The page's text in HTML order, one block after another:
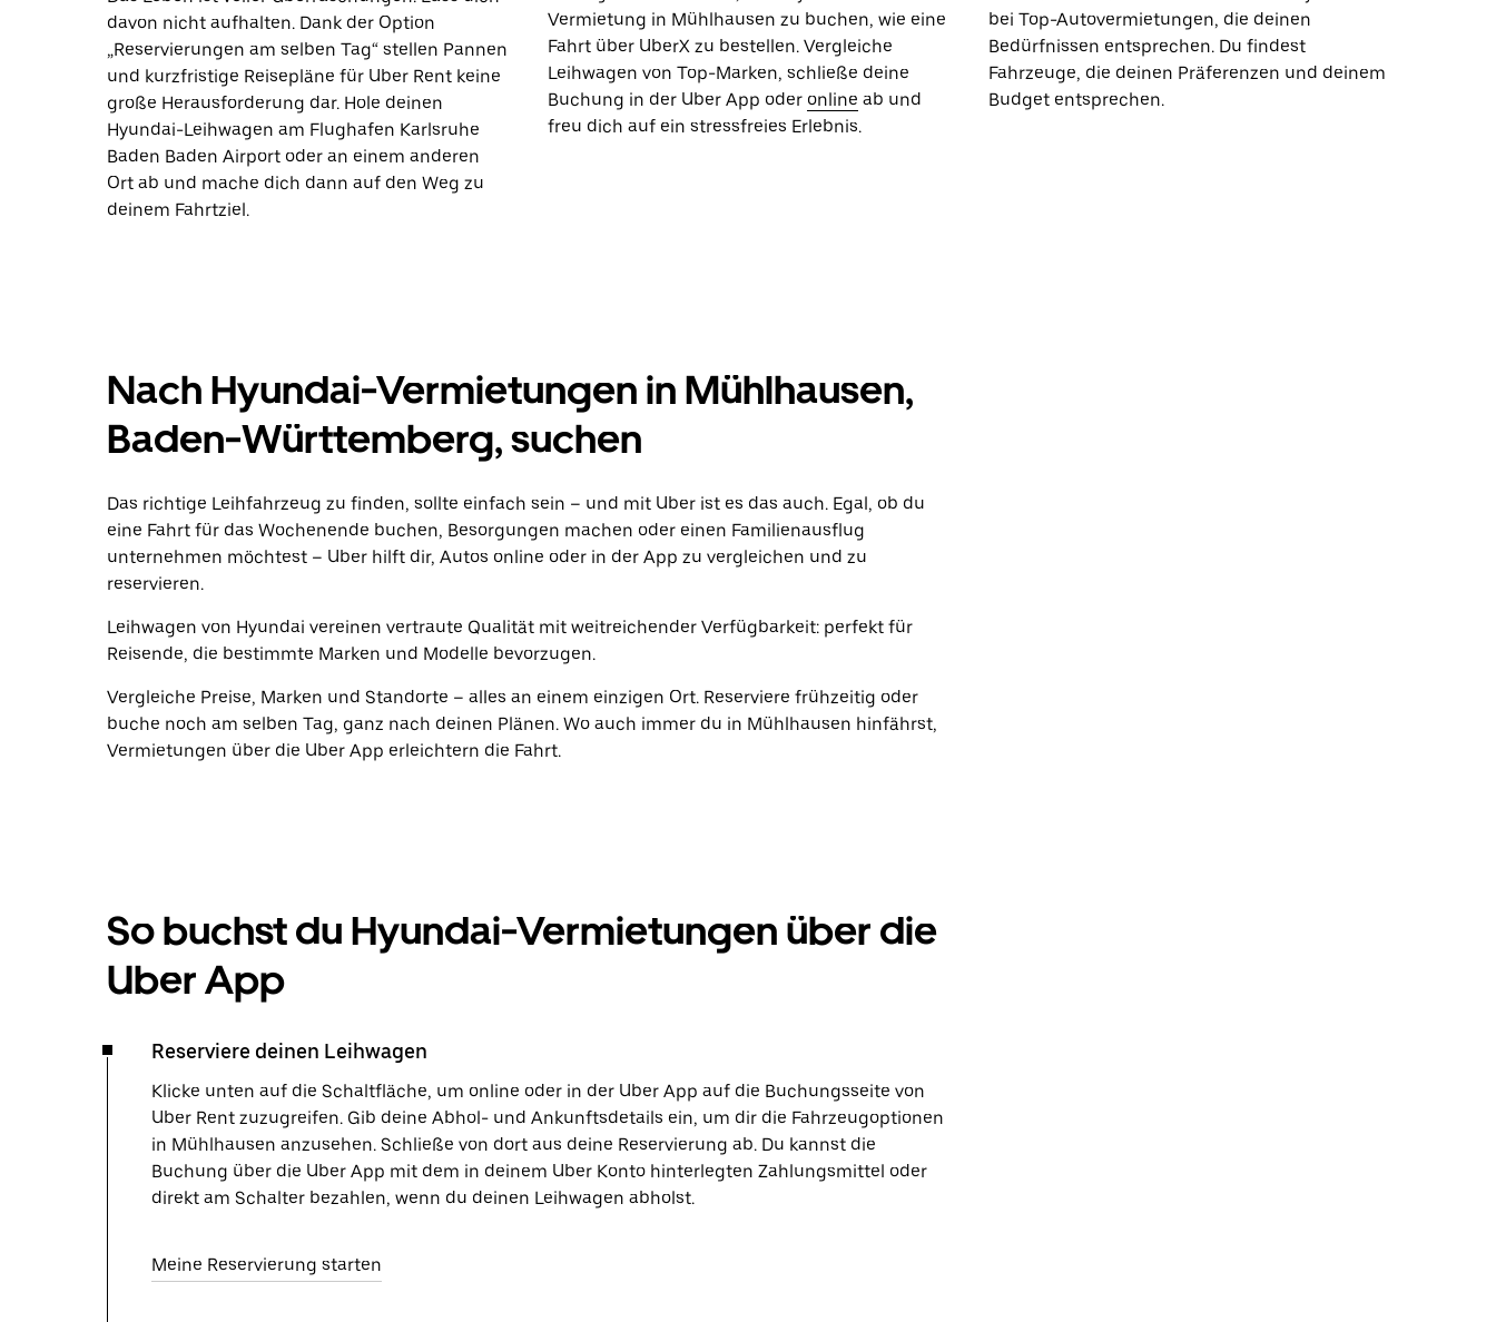
davon nicht aufhalten. Dank der Option
„Reservierungen am selben Tag“ stellen Pannen
und kurzfristige Reisepläne für Uber Rent keine
große Herausforderung dar. Hole deinen
Hyundai-Leihwagen am Flughafen Karlsruhe
Baden Baden Airport oder an einem anderen
Ort ab und mache dich dann auf den Weg zu
deinem Fahrtziel.
Vermietung in Mühlhausen zu buchen, wie eine
Fahrt über UberX zu bestellen. Vergleiche
Leihwagen von Top-Marken, schließe deine
Buchung in der Uber App oder online ab und
freu dich auf ein stressfreies Erlebnis.
bei Top-Autovermietungen, die deinen
Bedürfnissen entsprechen. Du findest
Fahrzeuge, die deinen Präferenzen und deinem
Budget entsprechen.
Nach Hyundai-Vermietungen in Mühlhausen,
Baden-Württemberg, suchen
Das richtige Leihfahrzeug zu finden, sollte einfach sein – und mit Uber ist es das auch. Egal, ob du
eine Fahrt für das Wochenende buchen, Besorgungen machen oder einen Familienausflug
unternehmen möchtest – Uber hilft dir, Autos online oder in der App zu vergleichen und zu
reservieren.
Leihwagen von Hyundai vereinen vertraute Qualität mit weitreichender Verfügbarkeit: perfekt für
Reisende, die bestimmte Marken und Modelle bevorzugen.
Vergleiche Preise, Marken und Standorte – alles an einem einzigen Ort. Reserviere frühzeitig oder
buche noch am selben Tag, ganz nach deinen Plänen. Wo auch immer du in Mühlhausen hinfährst,
Vermietungen über die Uber App erleichtern die Fahrt.
So buchst du Hyundai-Vermietungen über die
Uber App
Reserviere deinen Leihwagen
Klicke unten auf die Schaltfläche, um online oder in der Uber App auf die Buchungsseite von
Uber Rent zuzugreifen. Gib deine Abhol- und Ankunftsdetails ein, um dir die Fahrzeugoptionen
in Mühlhausen anzusehen. Schließe von dort aus deine Reservierung ab. Du kannst die
Buchung über die Uber App mit dem in deinem Uber Konto hinterlegten Zahlungsmittel oder
direkt am Schalter bezahlen, wenn du deinen Leihwagen abholst.
Meine Reservierung starten